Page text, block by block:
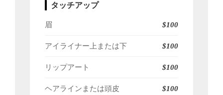
タッチアップ
眉 $100
アイライナー上または下 $100
リップアート $100
ヘアラインまたは頭皮 $100